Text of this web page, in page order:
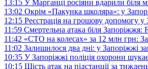
13:15 У Марганці росіяни вдарили біля
13:02 Окрім «Пакунка школяра»: у
12:15 Реєстрація на грошову допомогу
11:59 Смертельна атака біля
11:42 «СТО на колесах» за 12 млн грн:
11:02 Залишилося два дні: у Запоріжжі
10:35 У Запоріжжі поліція охорони
10:15 Шість атак на підстанції за